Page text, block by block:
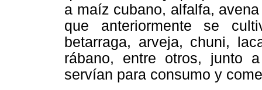
a maíz cubano, alfalfa,
que anteriormente se
betarraga, arveja, chuni,
rábano, entre otros, junto
servían para consumo y